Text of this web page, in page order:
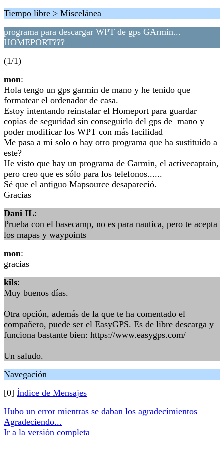
Tiempo libre > Miscelánea
programa para descargar WPT de gps GArmin...
HOMEPORT???
(1/1)
mon:
Hola tengo un gps garmin de mano y he tenido que
formatear el ordenador de casa.
Estoy intentando reinstalar el Homeport para guardar
copias de seguridad sin conseguirlo del gps de mano y
poder modificar los WPT con más facilidad
Me pasa a mi solo o hay otro programa que ha sustituido a
este?
He visto que hay un programa de Garmin, el activecaptain,
pero creo que es sólo para los telefonos......
Sé que el antiguo Mapsource desapareció.
Gracias
Dani IL:
Prueba con el basecamp, no es para nautica, pero te acepta
los mapas y waypoints
mon:
gracias
kils:
Muy buenos días.
Otra opción, además de la que te ha comentado el
compañero, puede ser el EasyGPS. Es de libre descarga y
funciona bastante bien: https://www.easygps.com/
Un saludo.
Navegación
[0] Índice de Mensajes
Hubo un error mientras se daban los agradecimientos
Agradeciendo...
Ir a la versión completa